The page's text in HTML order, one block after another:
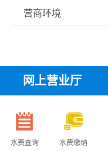
营商环境
网上营业厅
水费查询 水费缴纳